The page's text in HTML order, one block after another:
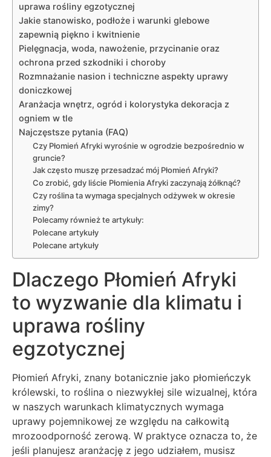
uprawa rośliny egzotycznej
Jakie stanowisko, podłoże i warunki glebowe
zapewnią piękno i kwitnienie
Pielęgnacja, woda, nawożenie, przycinanie oraz
ochrona przed szkodniki i choroby
Rozmnażanie nasion i techniczne aspekty uprawy
doniczkowej
Aranżacja wnętrz, ogród i kolorystyka dekoracja z
ogniem w tle
Najczęstsze pytania (FAQ)
Czy Płomień Afryki wyrośnie w ogrodzie bezpośrednio w
gruncie?
Jak często muszę przesadzać mój Płomień Afryki?
Co zrobić, gdy liście Płomienia Afryki zaczynają żółknąć?
Czy roślina ta wymaga specjalnych odżywek w okresie
zimy?
Polecamy również te artykuły:
Polecane artykuły
Polecane artykuły
Dlaczego Płomień Afryki
to wyzwanie dla klimatu i
uprawa rośliny
egzotycznej
Płomień Afryki, znany botanicznie jako płomieńczyk
królewski, to roślina o niezwykłej sile wizualnej, która
w naszych warunkach klimatycznych wymaga
uprawy pojemnikowej ze względu na całkowitą
mrozoodporność zerową. W praktyce oznacza to, że
jeśli planujesz aranżację z jego udziałem, musisz